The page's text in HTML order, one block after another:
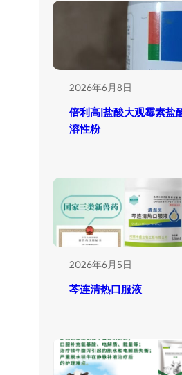
2026年6月8日
倍利高|盐酸大观霉素盐
溶性粉
2026年6月5日
芩连清热口服液